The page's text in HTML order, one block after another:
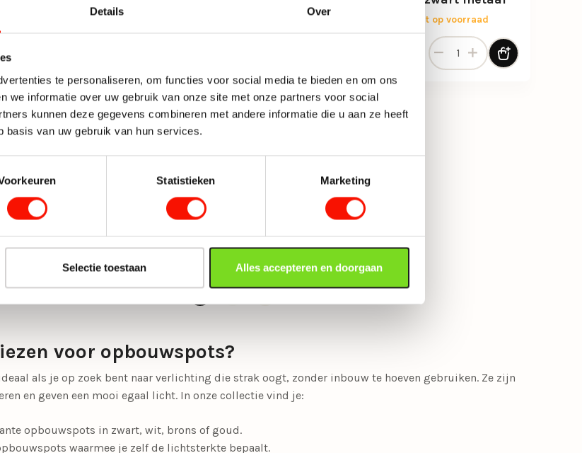
Details Over
te personaliseren, om functies voor social media te bieden en om ons
we informatie over uw gebruik van onze site met onze partners voor social
kunnen deze gegevens combineren met andere informatie die u aan ze heeft
basis van uw gebruik van hun services.
Statistieken Marketing
Selectie toestaan Alles accepteren en doorgaan
voorraad
was: 449,-.
.
Spot-/wandlamp 1-lichts zwart met hout aantal
Momenteel niet op voorraad
Oorspronkelijke prijs was: 99,95.
Huidige prijs is: 79,95.
Verstelbare 3-lichts
op maat
in balans brengt.
« 1 2
voor opbouwspots?
als je op zoek bent naar verlichting die strak oogt, zonder inbouw te hoeven gebruiken. Ze zijn
en geven een mooi egaal licht. In onze collectie vind je:
opbouwspots in zwart, wit, brons of goud.
waarmee je zelf de lichtsterkte bepaalt.